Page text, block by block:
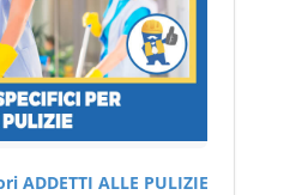
ADDETTI ALLE PULIZIE